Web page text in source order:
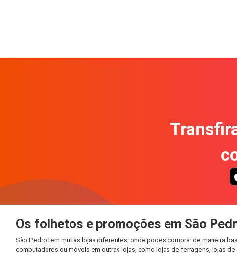
Os folhetos e promoções em São
São Pedro tem muitas lojas diferentes, onde podes comprar de maneira
computadores ou móveis em outras lojas, como lojas de ferragens, lojas